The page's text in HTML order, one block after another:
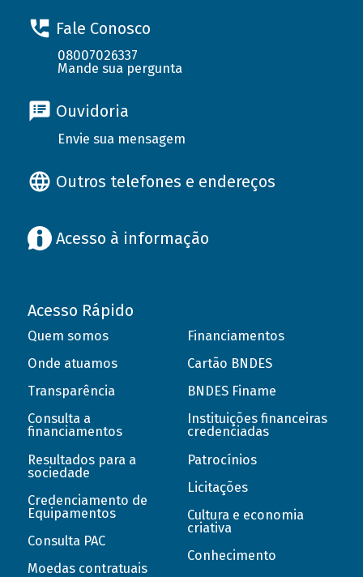
Fale Conosco
08007026337
Mande sua pergunta
Ouvidoria
Envie sua mensagem
Outros telefones e endereços
Acesso à informação
Acesso Rápido
Quem somos
Onde atuamos
Transparência
Consulta a
financiamentos
Resultados para a
sociedade
Credenciamento de
Equipamentos
Consulta PAC
Moedas contratuais
Financiamentos
Cartão BNDES
BNDES Finame
Instituições financeiras
credenciadas
Patrocínios
Licitações
Cultura e economia
criativa
Conhecimento